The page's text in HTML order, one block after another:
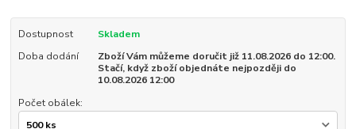
Dostupnost
Skladem
Doba dodání
Zboží Vám můžeme doručit již 11.08.2026 do 12:00.
Stačí, když zboží objednáte nejpozději do
10.08.2026 12:00
Počet obálek: